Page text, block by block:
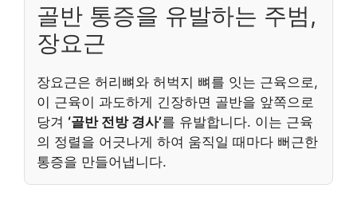
골반 통증을 유발하는 주범,
장요근
장요근은 허리뼈와 허벅지 뼈를 잇는 근육으로,
이 근육이 과도하게 긴장하면 골반을 앞쪽으로
당겨 ‘골반 전방 경사’를 유발합니다. 이는 근육
의 정렬을 어긋나게 하여 움직일 때마다 뻐근한
통증을 만들어냅니다.